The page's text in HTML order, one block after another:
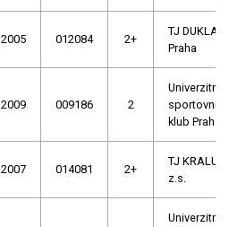
2005 012084 2+
TJ DUKLA
Praha
2009 009186 2
Univerzitní
sportovní
klub Praha
2007 014081 2+
TJ
z.s.
Univerzitní